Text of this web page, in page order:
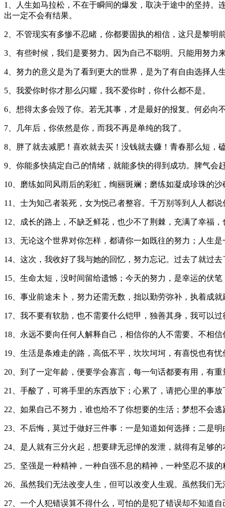
1、人生如马拉松，不在于瞬间的爆发，取决于途中的坚持
出一定不会有结果。
2、不管现实有多惨不忍睹，你都要固执的相信，这只是黎明
3、有些时候，我们是要努力。因为自己不聪明。只能用努力
4、努力的意义是为了看到更大的世界，是为了有自由选择人
5、我爱你时你才那么闪耀，我不爱你时，你什么都不是。
6、想得太多会毁了你。若无其事，才是最好的报复。何必向
7、几年后，你依然是你，而我不再是单纯的我了。
8、胖了就去减肥！喜欢就去买！没钱就去赚！青春那么短，
9、你能多快搞定自己的情绪，就能多快的得到成功。脾气会
10、磨练如同风雨后的彩虹，绚丽斑斓；磨练如凝成珍珠的
11、士为知己者装死，女为悦己者整容。千万别等到人人都说
12、成长的路上，不缺乏鲜花，也少不了荆棘，充满了幸福，
13、无论这个世界对你怎样，都请你一如既往的努力；人生是
14、这次，我收好了我与她的回忆，努力忘记。过去了就过去
15、生命太短，没时间留给遗憾；今天的努力，是幸运的伏
16、事业前途未卜，努力还需无数，拙以勤劳弥补，执着成
17、我不要有软肋，也不需要什么铠甲，独善其身，我可以过
18、永远不要向任何人解释自己，相信你的人不需要。不相信
19、生活是条难走的路，高低不平，坎坎坷坷，有喜悦也有忧
20、到了一定年龄，便要学会寡言，每一句话都要有用，有
21、手酸了，可将手里的东西放下；心累了，请把心里的事
22、如果自己不努力，谁也给不了你想要的生活；梦想不会逃
23、不后悔，莫过于做好三件事：一是知道如何选择；二是明
24、是人就有三分火起，想要肆无忌惮的发泄，就得有足够
25、坚强是一种精神，一种自强不息的精神，一种坚忍不拔
26、虽然我们无法改变人生，但可以改变人生观。虽然我们无
27、一个人犯错误算不得什么，可怕的是犯了错误却不知道自